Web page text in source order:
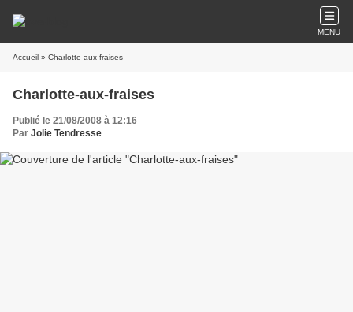
MENU
Accueil » Charlotte-aux-fraises
Charlotte-aux-fraises
Publié le 21/08/2008 à 12:16
Par Jolie Tendresse